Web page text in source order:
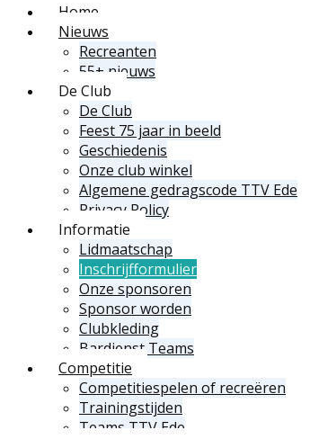
Home
Nieuws
Recreanten
55+ nieuws
De Club
De Club
Feest 75 jaar in beeld
Geschiedenis
Onze club winkel
Algemene gedragscode TTV Ede
Privacy Policy
Informatie
Lidmaatschap
Inschrijfformulier
Onze sponsoren
Sponsor worden
Clubkleding
Bardienst Teams
Competitie
Competitiespelen of recreëren
Trainingstijden
Teams TTV Ede